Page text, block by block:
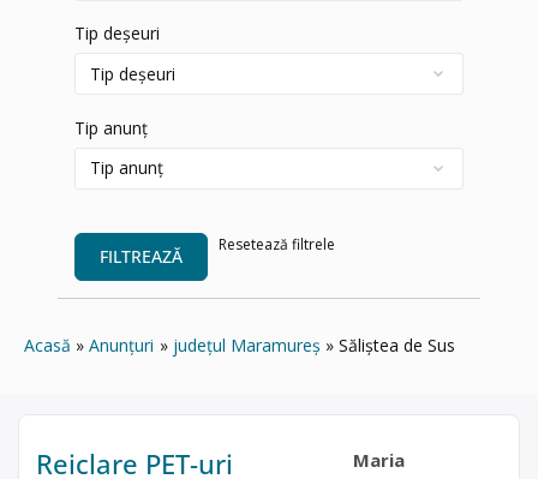
Tip deșeuri
Tip anunț
FILTREAZĂ
Resetează filtrele
Acasă Anunțuri județul Maramureș Săliştea de Sus
Reiclare PET-uri
Maria